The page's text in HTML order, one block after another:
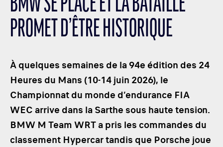
LES CATÉGORIES
PALMARÈS
DÉVELOPPEMENT DURABLE
SEA BY DHL
PARTENAIRES
NEWSLETTER
BMW SE PLACE ET LA BATAILLE
PROMET D’ÊTRE HISTORIQUE
À quelques semaines de la 94e édition des 24
Heures du Mans (10-14 juin 2026), le
Championnat du monde d’endurance FIA
WEC arrive dans la Sarthe sous haute tension.
BMW M Team WRT a pris les commandes du
classement Hypercar tandis que Porsche joue